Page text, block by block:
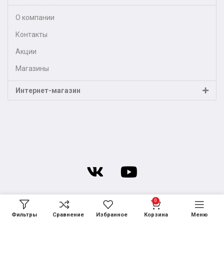
О компании
Контакты
Акции
Магазины
Интернет-магазин
Фильтры Сравнение Избранное
0
Корзина Меню